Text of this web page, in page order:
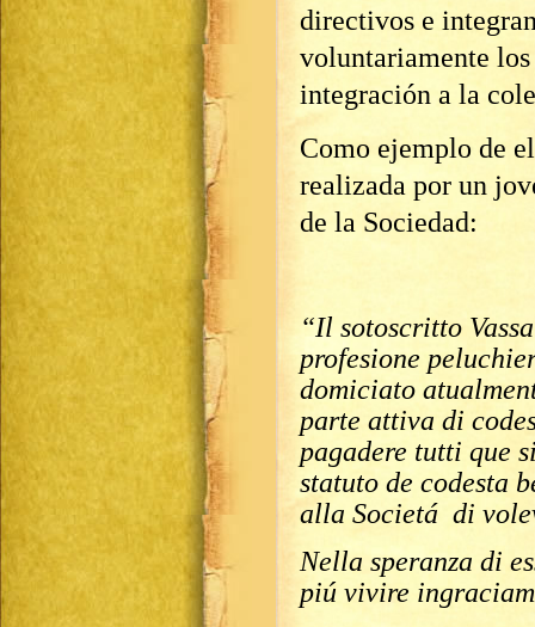
directivos e
voluntariamente
integración a la
Como ejemplo de
realizada por un
de la Sociedad:
“Il sotoscritto
profesione
domiciato
parte attiva di
pagadere tutti que
statuto de codesta
alla Societá di
Nella speranza di
piú vivire